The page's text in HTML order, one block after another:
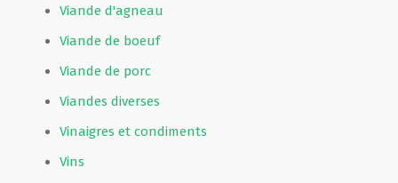
Viande d'agneau
Viande de boeuf
Viande de porc
Viandes diverses
Vinaigres et condiments
Vins